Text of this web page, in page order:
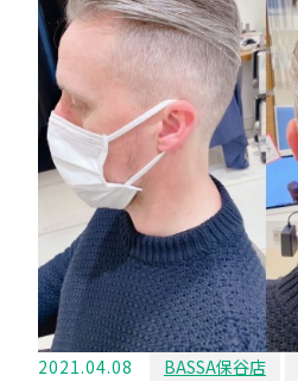
2021.04.08 BASSA保谷店